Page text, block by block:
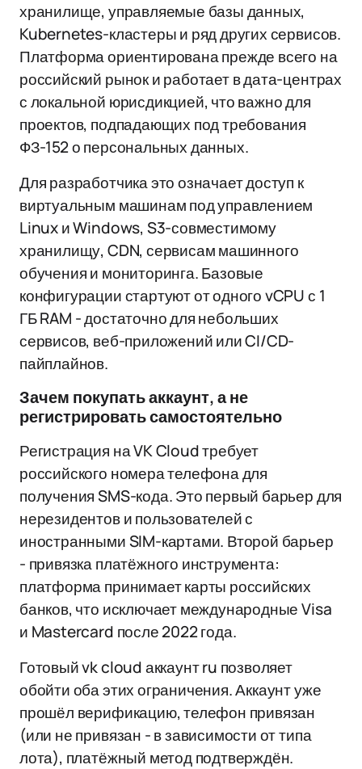
хранилище, управляемые базы данных,
Kubernetes-кластеры и ряд других сервисов.
Платформа ориентирована прежде всего на
российский рынок и работает в дата-центрах
с локальной юрисдикцией, что важно для
проектов, подпадающих под требования
ФЗ-152 о персональных данных.
Для разработчика это означает доступ к
виртуальным машинам под управлением
Linux и Windows, S3-совместимому
хранилищу, CDN, сервисам машинного
обучения и мониторинга. Базовые
конфигурации стартуют от одного vCPU с 1
ГБ RAM - достаточно для небольших
сервисов, веб-приложений или CI/CD-
пайплайнов.
Зачем покупать аккаунт, а не
регистрировать самостоятельно
Регистрация на VK Cloud требует
российского номера телефона для
получения SMS-кода. Это первый барьер для
нерезидентов и пользователей с
иностранными SIM-картами. Второй барьер
- привязка платёжного инструмента:
платформа принимает карты российских
банков, что исключает международные Visa
и Mastercard после 2022 года.
Готовый vk cloud аккаунт ru позволяет
обойти оба этих ограничения. Аккаунт уже
прошёл верификацию, телефон привязан
(или не привязан - в зависимости от типа
лота), платёжный метод подтверждён.